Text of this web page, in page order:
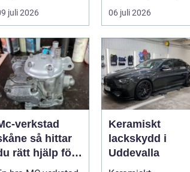
En genomtänkt
skrotning ...
juli 2026
letar ...
06 juli 2026
verkstad
så hittar
rätt hjälp för
motorcykel
Keramiskt
lackskydd i
Uddevalla